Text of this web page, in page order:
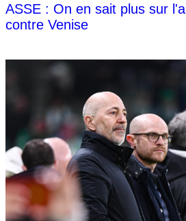
ASSE : On en sait plus sur
contre Venise